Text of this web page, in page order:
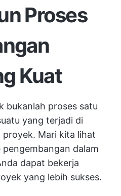
Proses
Kuat
bukanlah proses satu
yang terjadi di
proyek. Mari kita lihat
dalam
dapat bekerja
yang lebih sukses.